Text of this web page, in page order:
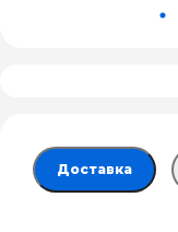
Доставка